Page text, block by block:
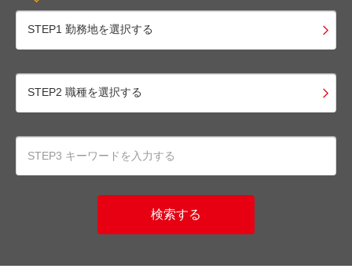
STEP1 勤務地を選択する
STEP2 職種を選択する
検索する